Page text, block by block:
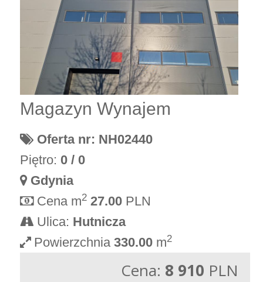
Magazyn Wynajem
Oferta nr: NH02440
Piętro: 0 / 0
Gdynia
Cena m2 27.00 PLN
Ulica: Hutnicza
Powierzchnia330.00 m2
Cena: 8 910 PLN